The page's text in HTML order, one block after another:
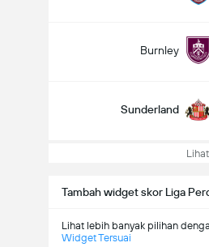
Burnley
Sunderland
Lihat
Tambah widget skor Liga
Lihat lebih banyak pilihan
Widget Tersuai